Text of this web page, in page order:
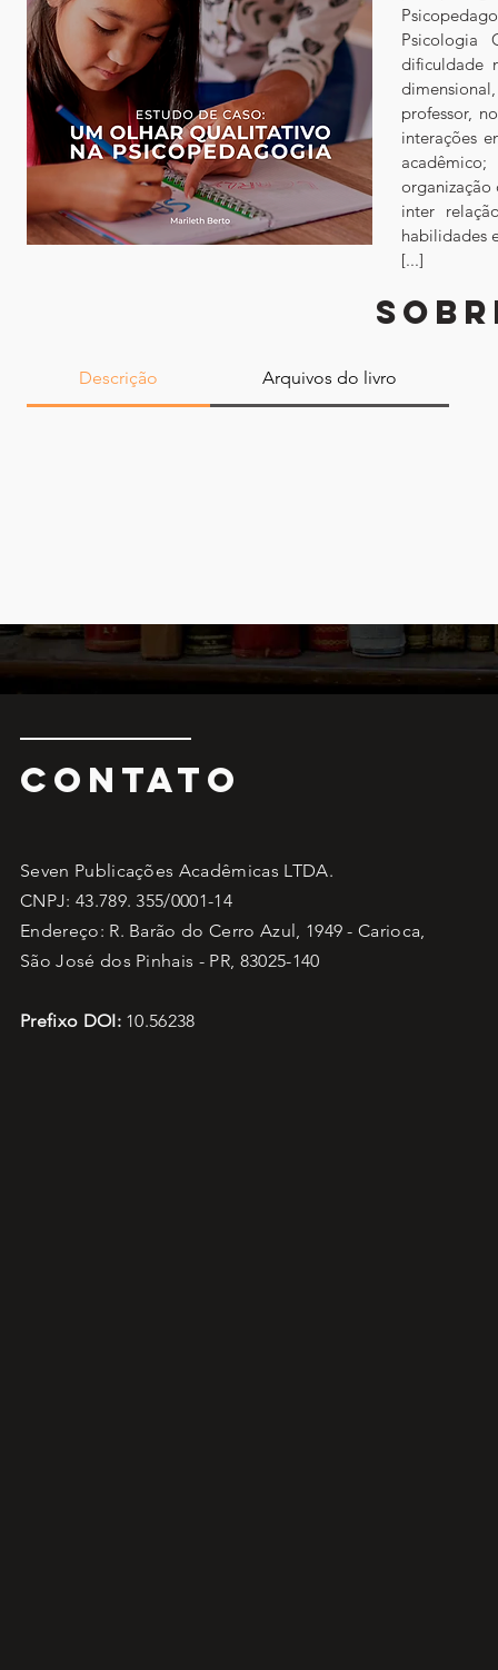
Psicologia
dificuldade
professor,
interações
organização
inter
habilidades
[...]
Descrição Arquivos do livro
CONTATO
Seven Publicações Acadêmicas LTDA.
CNPJ: 43.789. 355/0001-14
Endereço: R. Barão do Cerro Azul, 1949 - Carioca,
São José dos Pinhais - PR, 83025-140
Prefixo DOI:10.56238